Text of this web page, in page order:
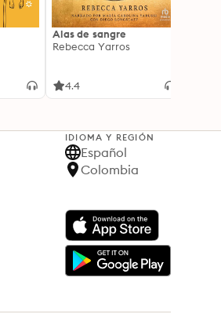
Alas de sangre
Rebecca Yarros
4.4
IDIOMA Y REGIÓN
Español
Colombia